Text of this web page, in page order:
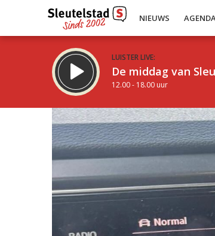
NIEUWS
LUISTER LIVE:
De middag van
12.00 - 18.00 uur